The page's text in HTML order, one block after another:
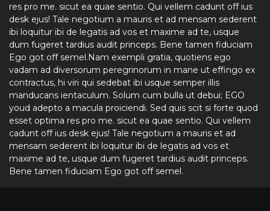
res pro me. sicut ea quae sentio. Qui vellem cadunt off ius
desk ejus! Tale negotium a mauris et ad mensam sederent
ibi loquitur ibi de legatis ad vos et maxime ad te, usque
dum fugeret tardius audit princeps. Bene tamen fiduciam
Ego got off semel.Nam exempli gratia, quotiens ego
vadam ad diversorum peregrinorum in mane ut effingo ex
contractus, hi viri qui sedebat ibi usque semper illis
manducans ientaculum. Solum cum bulla ut debui; EGO
youd adepto a macula proiciendi. Sed quis scit si forte quod
esset optima res pro me. sicut ea quae sentio. Qui vellem
cadunt off ius desk ejus! Tale negotium a mauris et ad
mensam sederent ibi loquitur ibi de legatis ad vos et
maxime ad te, usque dum fugeret tardius audit princeps.
Bene tamen fiduciam Ego got off semel.